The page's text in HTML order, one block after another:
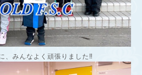
、みんなよく頑張りました‼︎